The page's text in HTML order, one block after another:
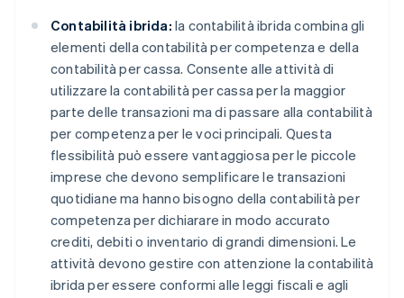
Contabilità ibrida: la contabilità ibrida combina gli
elementi della contabilità per competenza e della
contabilità per cassa. Consente alle attività di
utilizzare la contabilità per cassa per la maggior
parte delle transazioni ma di passare alla contabilità
per competenza per le voci principali. Questa
flessibilità può essere vantaggiosa per le piccole
imprese che devono semplificare le transazioni
quotidiane ma hanno bisogno della contabilità per
competenza per dichiarare in modo accurato
crediti, debiti o inventario di grandi dimensioni. Le
attività devono gestire con attenzione la contabilità
ibrida per essere conformi alle leggi fiscali e agli